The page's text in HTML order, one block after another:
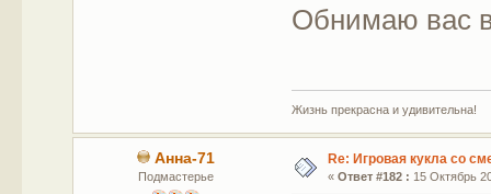
Обнимаю вас
Жизнь прекрасна и удивительна!
Анна-71
Подмастерье
Re: Игровая кукла со
« Ответ #182 : 15 Октябрь